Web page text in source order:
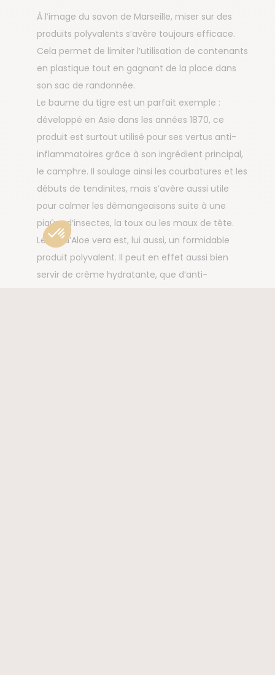
À l’image du savon de Marseille, miser sur des
produits polyvalents s’avère toujours efficace.
Cela permet de limiter l’utilisation de contenants
en plastique tout en gagnant de la place dans
son sac de randonnée.
Le baume du tigre est un parfait exemple :
développé en Asie dans les années 1870, ce
produit est surtout utilisé pour ses vertus anti-
inflammatoires grâce à son ingrédient principal,
le camphre. Il soulage ainsi les courbatures et les
débuts de tendinites, mais s’avère aussi utile
pour calmer les démangeaisons suite à une
piqûre d’insectes, la toux ou les maux de tête.
Le gel d’Aloe vera est, lui aussi, un formidable
produit polyvalent. Il peut en effet aussi bien
servir de crème hydratante, que d’anti-